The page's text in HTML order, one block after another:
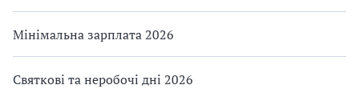
Мінімальна зарплата 2026
Святкові та неробочі дні 2026